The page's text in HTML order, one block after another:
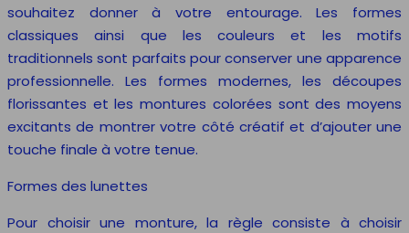
souhaitez donner à votre entourage. Les formes
classiques ainsi que les couleurs et les motifs
traditionnels sont parfaits pour conserver une apparence
professionnelle. Les formes modernes, les découpes
florissantes et les montures colorées sont des moyens
excitants de montrer votre côté créatif et d’ajouter une
touche finale à votre tenue.
Formes des lunettes
Pour choisir une monture, la règle consiste à choisir